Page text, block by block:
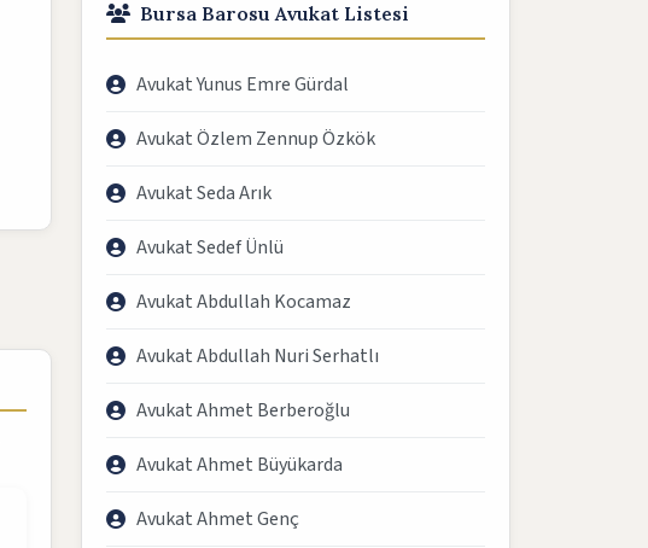
Bursa Barosu Avukat Listesi
Avukat Yunus Emre Gürdal
Avukat Özlem Zennup Özkök
Avukat Seda Arık
Avukat Sedef Ünlü
Avukat Abdullah Kocamaz
Avukat Abdullah Nuri Serhatlı
Avukat Ahmet Berberoğlu
Avukat Ahmet Büyükarda
Avukat Ahmet Genç